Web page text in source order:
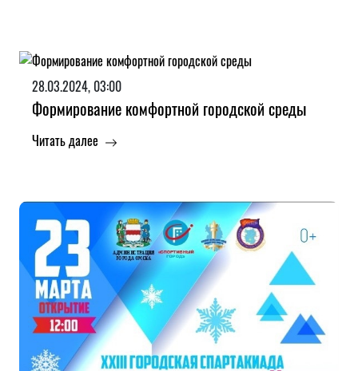
28.03.2024, 03:00
Формирование комфортной городской среды
Читать далее